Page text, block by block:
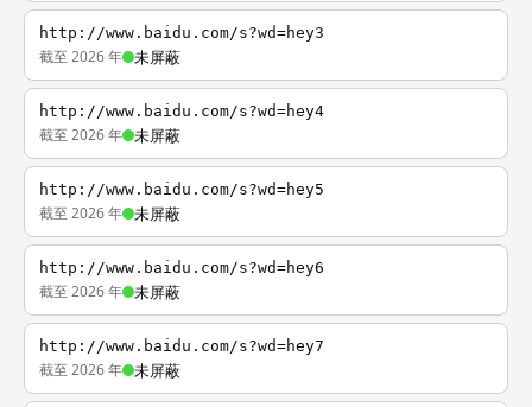
http://www.baidu.com/s?wd=hey3
截至 2026 年 未屏蔽
http://www.baidu.com/s?wd=hey4
截至 2026 年 未屏蔽
http://www.baidu.com/s?wd=hey5
截至 2026 年 未屏蔽
http://www.baidu.com/s?wd=hey6
截至 2026 年 未屏蔽
http://www.baidu.com/s?wd=hey7
截至 2026 年 未屏蔽